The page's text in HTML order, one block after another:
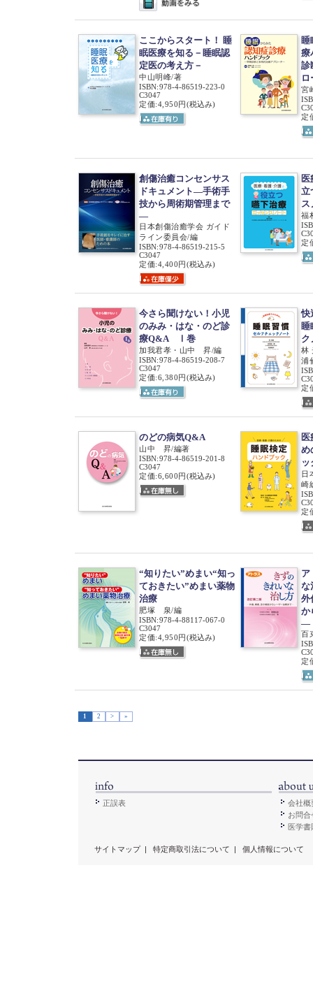
ここからスタート！ 睡
眠医療を知る－睡眠認
定医の考え方－
中山明峰/著
ISBN:978-4-86519-223-0
C3047
定価:4,950円(税込み)
睡
療
診
宮
定
創傷治癒コンセンサス
ドキュメント―手術手
技から周術期管理まで
―
日本創傷治癒学会 ガイド
ライン委員会/編
ISBN:978-4-86519-215-5
C3047
定価:4,400円(税込み)
医
立
ス
福
定
今さら聞けない！小児
のみみ・はな・のど診
療Q&A Ⅰ巻
加我君孝・山中 昇/編
ISBN:978-4-86519-208-7
C3047
定価:6,380円(税込み)
快
睡
ク
林
浦
定
のどの病気Q&A
山中 昇/編著
ISBN:978-4-86519-201-8
C3047
定価:6,600円(税込み)
医
め
ッ
日
崎
定
“知りたい”めまい“知っ
ておきたい”めまい薬物
治療
肥塚 泉/編
ISBN:978-4-88117-067-0
C3047
定価:4,950円(税込み)
ア
な
外
か
―
百
定
1 2 > »
正誤表
会社概
お問合
医学
サイトマップ| 特定商取引法について | 個人情報について